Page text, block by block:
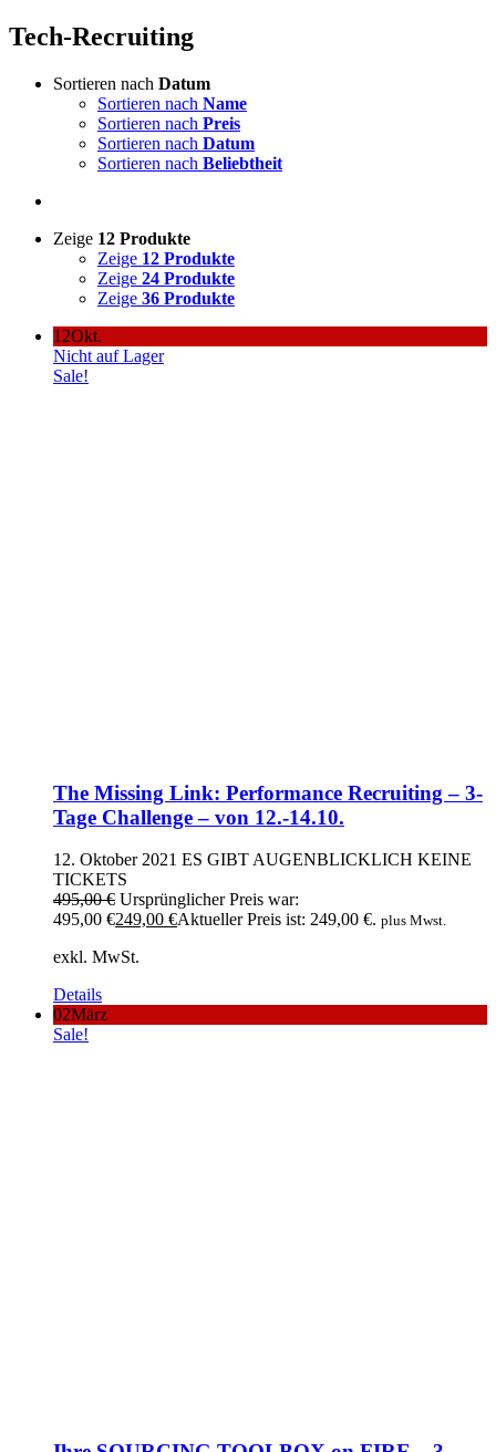
Tech-Recruiting
Sortieren nach Datum
Sortieren nach Name
Sortieren nach Preis
Sortieren nach Datum
Sortieren nach Beliebtheit
Zeige 12 Produkte
Zeige 12 Produkte
Zeige 24 Produkte
Zeige 36 Produkte
12Okt.
Nicht auf Lager
Sale!
The Missing Link: Performance Recruiting – 3-
Tage Challenge – von 12.-14.10.
12. Oktober 2021 ES GIBT AUGENBLICKLICH KEINE
TICKETS
495,00€ Ursprünglicher Preis war:
495,00 €249,00 €Aktueller Preis ist: 249,00 €. plus Mwst.
exkl. MwSt.
Details
02März
Sale!